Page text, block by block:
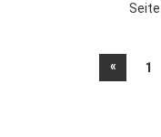
Seite
« 1